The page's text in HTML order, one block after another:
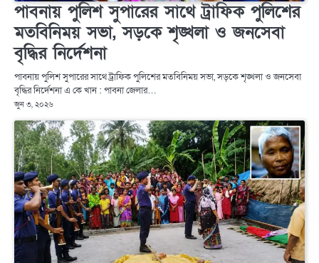
পাবনায় পুলিশ সুপারের সাথে ট্রাফিক পুলিশের
মতবিনিময় সভা, সড়কে শৃঙ্খলা ও জনসেবা
বৃদ্ধির নির্দেশনা
পাবনায় পুলিশ সুপারের সাথে ট্রাফিক পুলিশের মতবিনিময় সভা, সড়কে শৃঙ্খলা ও জনসেবা
বৃদ্ধির নির্দেশনা এ কে খান : পাবনা জেলার…
জুন ৩, ২০২৬